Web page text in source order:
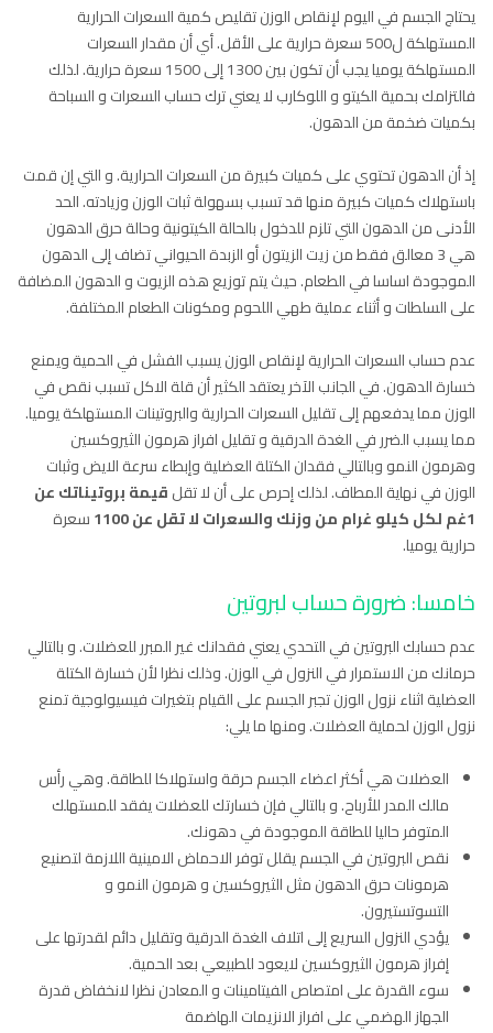
يحتاج الجسم في اليوم لإنقاص الوزن تقليص كمية السعرات الحرارية
المستهلكة ل500 سعرة حرارية على الأقل. أي أن مقدار السعرات
المستهلكة يوميا يجب أن تكون بين 1300 إلى 1500 سعرة حرارية. لذلك
فالتزامك بحمية الكيتو و اللوكارب لا يعني ترك حساب السعرات و السباحة
بكميات ضخمة من الدهون.
إذ أن الدهون تحتوي على كميات كبيرة من السعرات الحرارية. و التي إن قمت
باستهلاك كميات كبيرة منها قد تسبب بسهولة ثبات الوزن وزيادته. الحد
الأدنى من الدهون التي تلزم للدخول بالحالة الكيتونية وحالة حرق الدهون
هي 3 معالق فقط من زيت الزيتون أو الزبدة الحيواني تضاف إلى الدهون
الموجودة اساسا في الطعام. حيث يتم توزيع هذه الزيوت و الدهون المضافة
على السلطات و أثناء عملية طهي اللحوم ومكونات الطعام المختلفة.
عدم حساب السعرات الحرارية لإنقاص الوزن يسبب الفشل في الحمية ويمنع
خسارة الدهون. في الجانب الآخر يعتقد الكثير أن قلة الاكل تسبب نقص في
الوزن مما يدفعهم إلى تقليل السعرات الحرارية والبروتينات المستهلكة يوميا.
مما يسبب الضرر في الغدة الدرقية و تقليل افراز هرمون الثيروكسين
وهرمون النمو وبالتالي فقدان الكتلة العضلية وإبطاء سرعة الايض وثبات
الوزن في نهاية المطاف. لذلك إحرص على أن لا تقلقيمة بروتيناتك عن
1غم لكل كيلو غرام من وزنك والسعرات لا تقل عن 1100
سعرة
حرارية يوميا.
خامسا: ضرورة حساب لبروتين
عدم حسابك البروتين في التحدي يعني فقدانك غير المبرر للعضلات. و بالتالي
حرمانك من الاستمرار في النزول في الوزن. وذلك نظرا لأن خسارة الكتلة
العضلية اثناء نزول الوزن تجبر الجسم على القيام بتغيرات فيسيولوجية تمنع
نزول الوزن لحماية العضلات. ومنها ما يلي:
العضلات هي أكثر اعضاء الجسم حرقة واستهلاكا للطاقة. وهي رأس
مالك المدر للأرباح. و بالتالي فإن خسارتك للعضلات يفقد للمستهلك
المتوفر حاليا للطاقة الموجودة في دهونك.
نقص البروتين في الجسم يقلل توفر الاحماض الامينية اللازمة لتصنيع
هرمونات حرق الدهون مثل الثيروكسين و هرمون النمو و
التسوتستيرون.
يؤدي النزول السريع إلى اتلاف الغدة الدرقية وتقليل دائم لقدرتها على
إفراز هرمون الثيروكسين لايعود للطبيعي بعد الحمية.
سوء القدرة على امتصاص الفيتامينات و المعادن نظرا لانخفاض قدرة
الجهاز الهضمي على افراز الانزيمات الهاضمة